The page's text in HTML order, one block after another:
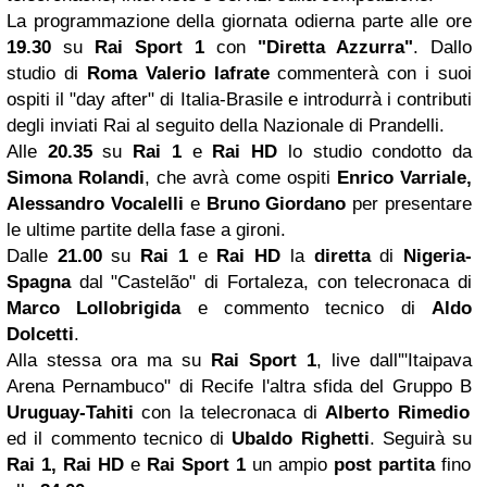
La programmazione della giornata odierna parte alle ore
19.30 su Rai Sport 1 con "Diretta Azzurra". Dallo
studio di Roma Valerio Iafratecommenterà con i suoi
ospiti il "day after" di Italia-Brasile e introdurrà i contributi
degli inviati Rai al seguito della Nazionale di Prandelli.
Alle 20.35su Rai 1 e Rai HD lo studio condotto da
Simona Rolandi, che avrà come ospiti Enrico Varriale,
Alessandro Vocalelli e Bruno Giordano per presentare
le ultime partite della fase a gironi.
Dalle 21.00su Rai 1e Rai HD la direttadi Nigeria-
Spagnadal "Castelão" di Fortaleza, con telecronaca di
Marco Lollobrigidae commento tecnico diAldo
Dolcetti.
Alla stessa ora ma su Rai Sport 1, live dall'"Itaipava
Arena Pernambuco" di Recife l'altra sfida del Gruppo B
Uruguay-Tahiti con la telecronaca diAlberto Rimedio
ed il commento tecnico di Ubaldo Righetti. Seguirà su
Rai 1, Rai HD e Rai Sport 1 un ampio post partitafino